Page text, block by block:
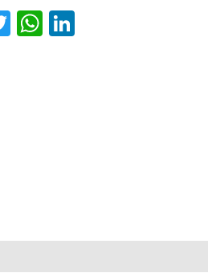
TwitterWhatsApp